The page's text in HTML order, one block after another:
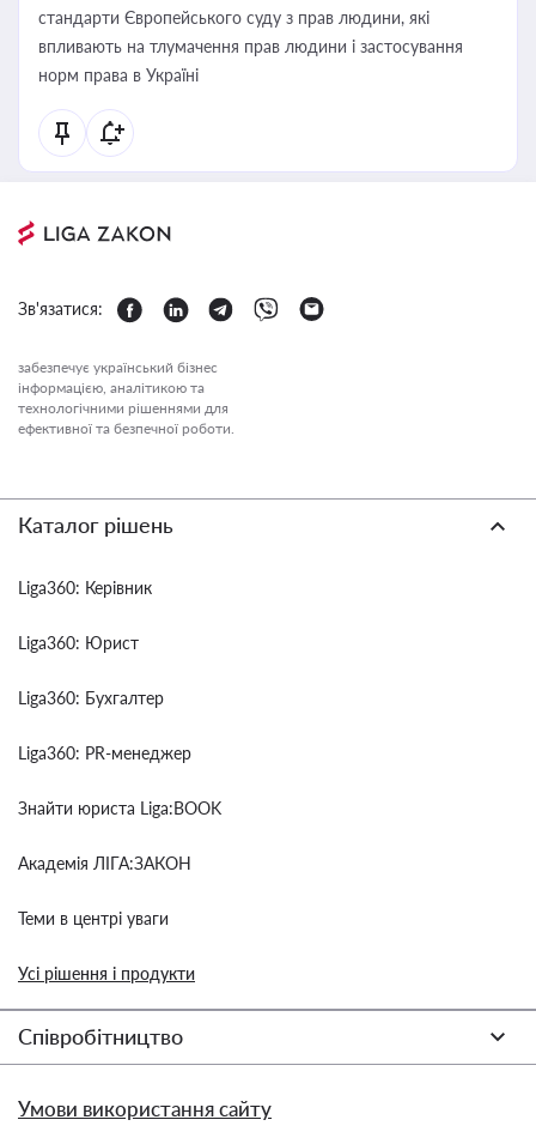
стандарти Європейського суду з прав людини, які
впливають на тлумачення прав людини і застосування
норм права в Україні
Зв'язатися:
забезпечує український бізнес
інформацією, аналітикою та
технологічними рішеннями для
ефективної та безпечної роботи.
Каталог рішень
Liga360: Керівник
Liga360: Юрист
Liga360: Бухгалтер
Liga360: PR-менеджер
Знайти юриста Liga:BOOK
Академія ЛІГА:ЗАКОН
Теми в центрі уваги
Усі рішення і продукти
Співробітництво
Умови використання сайту